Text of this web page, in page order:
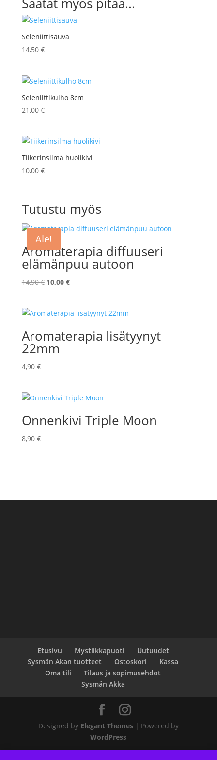
Saatat myös pitää...
Seleniittisauva
14,50 €
Seleniittikulho 8cm
21,00 €
Tiikerinsilmä huolikivi
10,00 €
Tutustu myös
Ale!
Aromaterapia diffuuseri
elämänpuu autoon
14,90€ Alkuperäinen
14,90 €.
10,00 €Nykyinen
10,00 €.
Aromaterapia lisätyynyt
22mm
4,90 €
Onnenkivi Triple Moon
8,90 €
Etusivu Mystiikkapuoti
Uutuudet
Sysmän Akan tuotteet
Ostoskori
Kassa
Oma tili
Tilaus ja sopimusehdot
Sysmän Akka
Designed by Elegant Themes| Powered by
WordPress